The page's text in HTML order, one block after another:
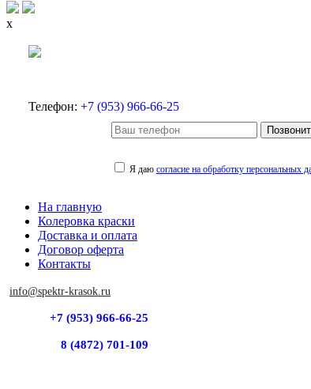
x
Телефон: +7 (953) 966-66-25
Я даю согласие на обработку персональных
На главную
Колеровка краски
Доставка и оплата
Договор оферта
Контакты
info@spektr-krasok.ru
+7 (953) 966-66-25
8 (4872) 701-109